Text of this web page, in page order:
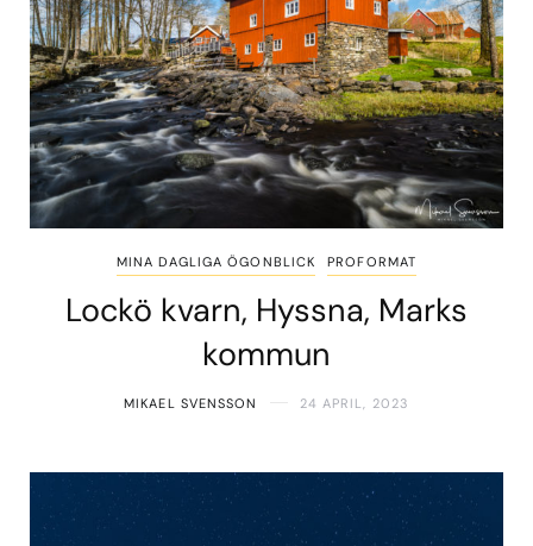
MINA DAGLIGA ÖGONBLICK PROFORMAT
Lockö kvarn, Hyssna, Marks
kommun
MIKAEL SVENSSON 24 APRIL, 2023